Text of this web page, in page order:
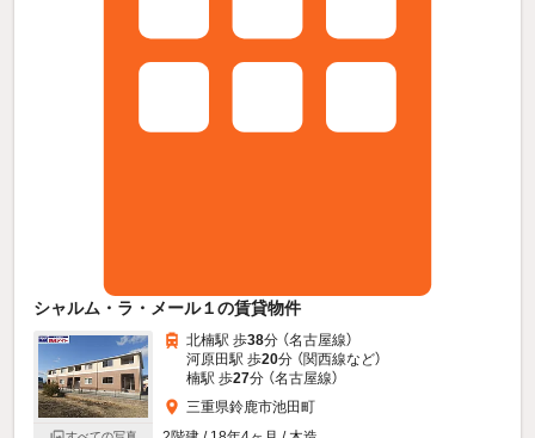
シャルム・ラ・メール１の賃貸物件
北楠駅 歩38分 （名古屋線）
河原田駅 歩20分 （関西線など）
楠駅 歩27分 （名古屋線）
三重県鈴鹿市池田町